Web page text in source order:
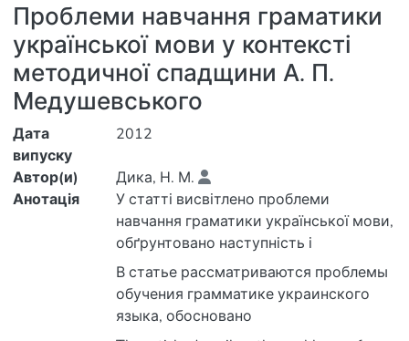
Проблеми навчання граматики
української мови у контексті
методичної спадщини А. П.
Медушевського
Дата
випуску
2012
Автор(и)
Дика, Н. М.
Анотація
У статті висвітлено проблеми
навчання граматики української мови,
обґрунтовано наступність і
перспективність, як передумову
засвоєння школярами понять з
граматики.
В статье рассматриваются проблемы
обучения грамматике украинского
языка, обосновано